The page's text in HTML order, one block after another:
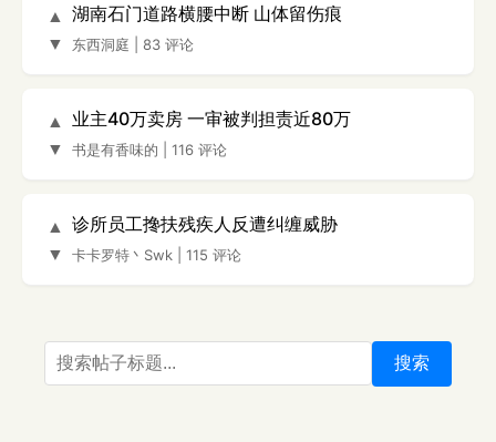
▲
▼
湖南石门道路横腰中断 山体留伤痕
东西洞庭 83 评论
▲
▼
业主40万卖房 一审被判担责近80万
书是有香味的 116 评论
▲
▼
诊所员工搀扶残疾人反遭纠缠威胁
卡卡罗特丶Swk 115 评论
搜索